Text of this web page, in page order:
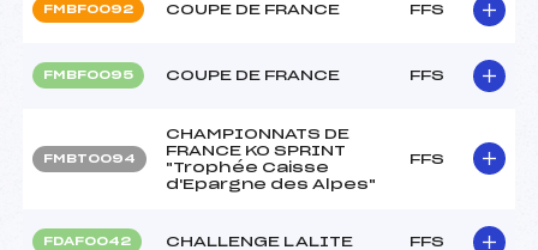
FMBF0092 COUPE DE FRANCE FFS
FMBF0095 COUPE DE FRANCE FFS
FMBT0094
CHAMPIONNATS DE
FRANCE KO SPRINT
"Trophée Caisse
d'Epargne des Alpes"
FFS
FDAF0042 CHALLENGE LALITE FFS